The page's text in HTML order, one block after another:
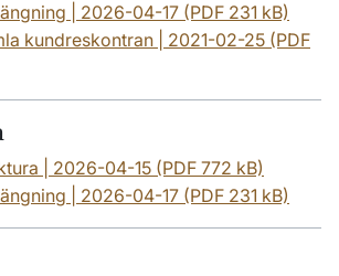
| 2026-04-17 (PDF 231 kB)
kundreskontran | 2021-02-25 (PDF
| 2026-04-15 (PDF 772 kB)
| 2026-04-17 (PDF 231 kB)